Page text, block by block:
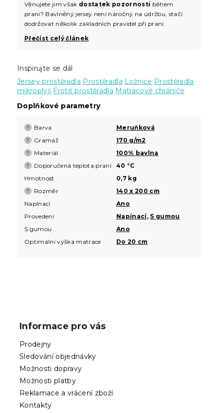
Věnujete jim však dostatek pozornosti během
praní? Bavlněný jersey není náročný na údržbu, stačí
dodržovat několik základních pravidel při praní.
Přečíst celý článek
Inspirujte se dál
Jersey prostěradla Prostěradla Ložnice Prostěradla
mikroplyš Froté prostěradla Matracové chrániče
Doplňkové parametry
? Barva Meruňková
? Gramáž 170 g/m2
? Materiál 100% bavlna
? Doporučená teplota praní
40 °C
Hmotnost
0,7 kg
? Rozměr
140 x 200 cm
Napínací
Ano
Provedení
Napínací, S gumou
S gumou
Ano
Optimální výška matrace
Do 20 cm
Informace pro vás
Prodejny
Sledování objednávky
Možnosti dopravy
Možnosti platby
Reklamace a vrácení zboží
Kontakty